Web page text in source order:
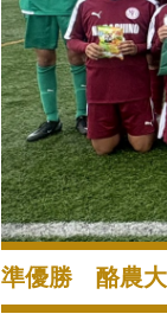
準優勝 酪農大